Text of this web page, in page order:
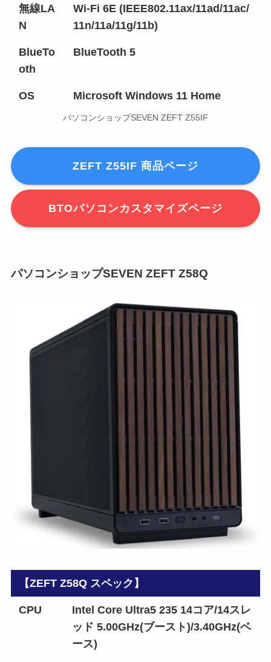
無線LA
N
Wi-Fi 6E (IEEE802.11ax/11ad/11ac/
11n/11a/11g/11b)
BlueTo
oth
BlueTooth 5
OS Microsoft Windows 11 Home
パソコンショップSEVEN ZEFT Z55IF
ZEFT Z55IF 商品ページ
BTOパソコンカスタマイズページ
パソコンショップSEVEN ZEFT Z58Q
【ZEFT Z58Q スペック】
CPU
Intel Core Ultra5 235 14コア/14スレ
ッド 5.00GHz(ブースト)/3.40GHz(ベ
ース)